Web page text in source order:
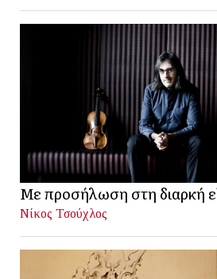
Με προσήλωση στη διαρκή
Νίκος Τσούχλος